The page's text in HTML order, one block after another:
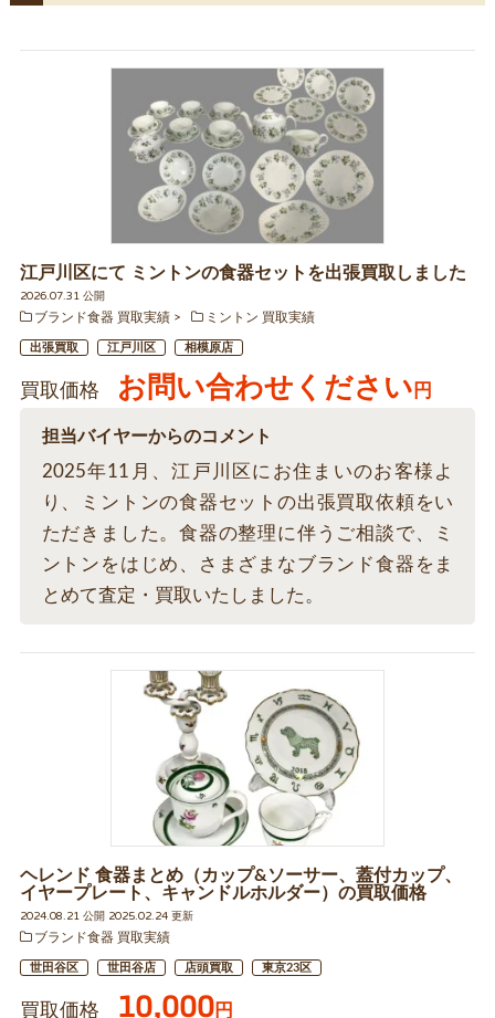
江戸川区にて ミントンの食器セットを出張買取しました
2026.07.31 公開
ブランド食器 買取実績
ミントン 買取実績
出張買取 江戸川区 相模原店
買取価格 お問い合わせください 円
担当バイヤーからのコメント
2025年11月、江戸川区にお住まいのお客様よ
り、ミントンの食器セットの出張買取依頼をい
ただきました。食器の整理に伴うご相談で、ミ
ントンをはじめ、さまざまなブランド食器をま
とめて査定・買取いたしました。
ヘレンド 食器まとめ（カップ&ソーサー、蓋付カップ、
イヤープレート、キャンドルホルダー）の買取価格
2024.08.21 公開 2025.02.24 更新
ブランド食器 買取実績
世田谷区 世田谷店 店頭買取 東京23区
買取価格 10,000円